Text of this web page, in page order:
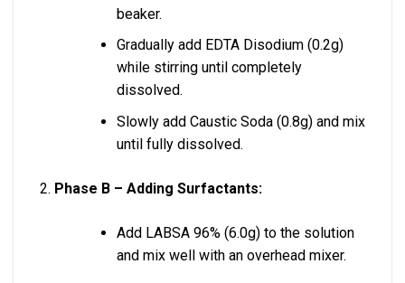
beaker.
Gradually add EDTA Disodium (0.2g)
while stirring until completely
dissolved.
Slowly add Caustic Soda (0.8g) and mix
until fully dissolved.
Phase B – Adding Surfactants:
Add LABSA 96% (6.0g) to the solution
and mix well with an overhead mixer.